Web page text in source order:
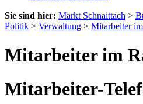
Sie sind hier: Markt Schnaittach >
Politik > Verwaltung > Mitarbeiter
Mitarbeiter im
Mitarbeiter-